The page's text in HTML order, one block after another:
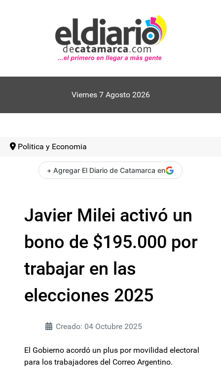
Viernes 7 Agosto 2026
Politica y Economia
+ Agregar El Diario de Catamarca en
Javier Milei activó un
bono de $195.000 por
trabajar en las
elecciones 2025
Creado: 04 Octubre 2025
El Gobierno acordó un plus por movilidad electoral
para los trabajadores del Correo Argentino.